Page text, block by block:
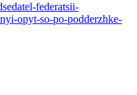
federatsii-
opyt-so-po-podderzhke-